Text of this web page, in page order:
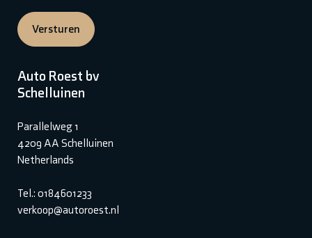
Versturen
Auto Roest bv
Schelluinen
Parallelweg 1
4209 AA Schelluinen
Netherlands
Tel.: 0184601233
verkoop@autoroest.nl